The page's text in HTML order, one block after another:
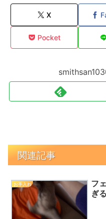
X
Pocket
関連記事
お手入れ
フ
ぎ